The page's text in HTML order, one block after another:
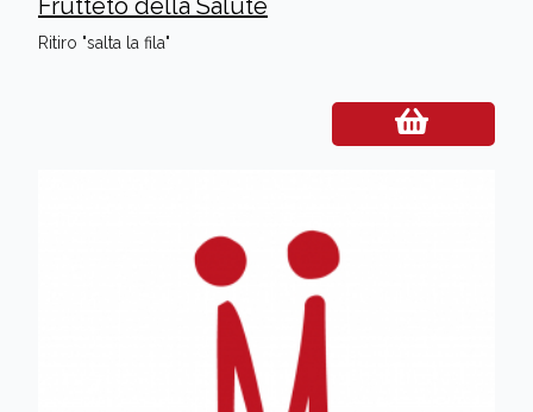
Ritiro "salta la fila"